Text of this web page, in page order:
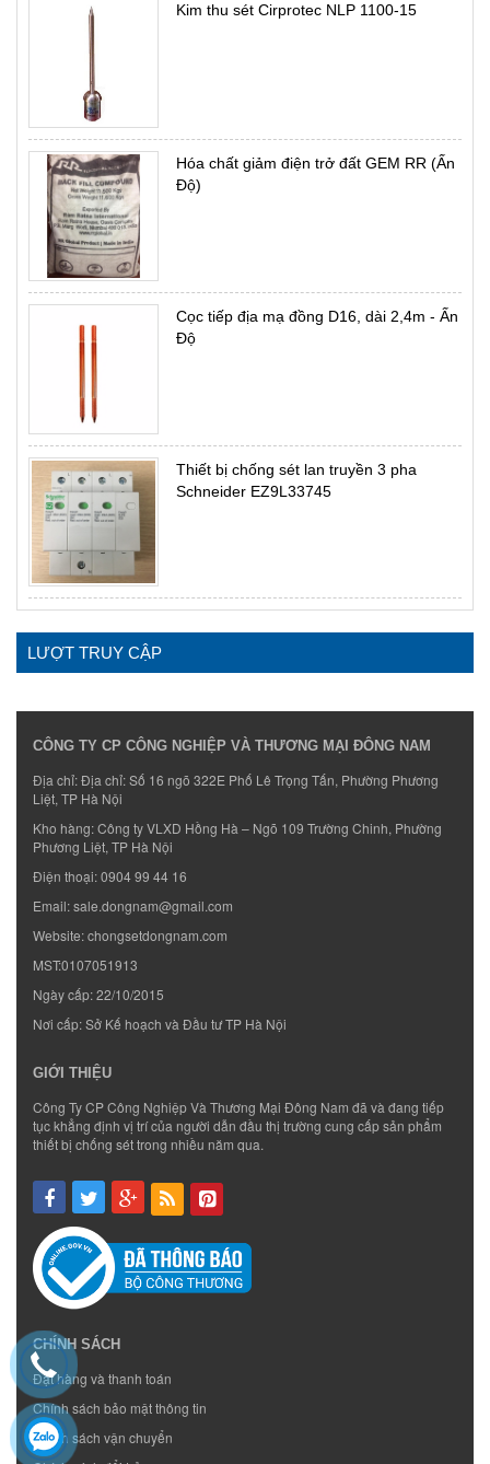
Kim thu sét Cirprotec NLP 1100-15
Hóa chất giảm điện trở đất GEM RR (Ấn
Độ)
Cọc tiếp địa mạ đồng D16, dài 2,4m - Ấn
Độ
Thiết bị chống sét lan truyền 3 pha
Schneider EZ9L33745
LƯỢT TRUY CẬP
CÔNG TY CP CÔNG NGHIỆP VÀ THƯƠNG MẠI ĐÔNG NAM
Địa chỉ: Địa chỉ: Số 16 ngõ 322E Phố Lê Trọng Tấn, Phường Phương
Liệt, TP Hà Nội
Kho hàng: Công ty VLXD Hồng Hà – Ngõ 109 Trường Chinh, Phường
Phương Liệt, TP Hà Nội
Điện thoại:0904 99 44 16
Email:sale.dongnam@gmail.com
Website:chongsetdongnam.com
MST:0107051913
Ngày cấp: 22/10/2015
Nơi cấp: Sở Kế hoạch và Đầu tư TP Hà Nội
GIỚI THIỆU
Công Ty CP Công Nghiệp Và Thương Mại Đông Nam đã và đang tiếp
tục khẳng định vị trí của người dẫn đầu thị trường cung cấp sản phẩm
thiết bị chống sét trong nhiều năm qua.
CHÍNH SÁCH
Đặt hàng và thanh toán
Chính sách bảo mật thông tin
Chính sách vận chuyển